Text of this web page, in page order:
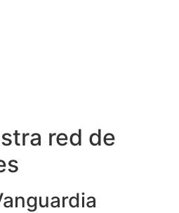
red de